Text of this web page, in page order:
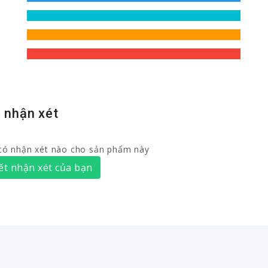
nhận xét
nhận xét nào cho sản phẩm này
nhận xét của bạn